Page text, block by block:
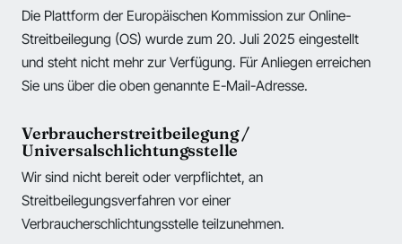
Die Plattform der Europäischen Kommission zur Online-
Streitbeilegung (OS) wurde zum 20. Juli 2025 eingestellt
und steht nicht mehr zur Verfügung. Für Anliegen erreichen
Sie uns über die oben genannte E-Mail-Adresse.
Verbraucherstreitbeilegung /
Universalschlichtungsstelle
Wir sind nicht bereit oder verpflichtet, an
Streitbeilegungsverfahren vor einer
Verbraucherschlichtungsstelle teilzunehmen.